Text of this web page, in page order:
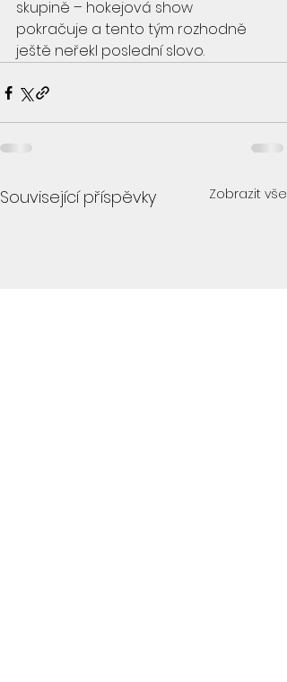
skupině – hokejová show
pokračuje a tento tým rozhodně
ještě neřekl poslední slovo.
Související příspěvky Zobrazit vše